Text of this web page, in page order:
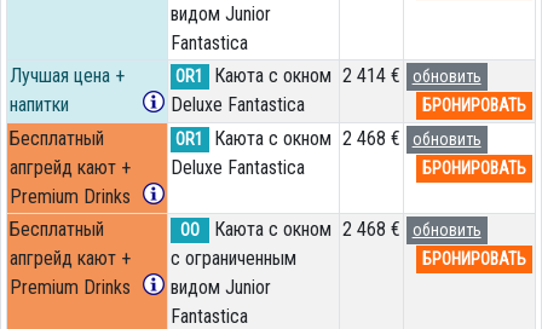
видом Junior
Fantastica
Лучшая цена +
напитки
OR1
Каюта с окном
Deluxe Fantastica
2 414 €
обновить
БРОНИРОВАТЬ
Бесплатный
апгрейд кают +
Premium Drinks
OR1
Каюта с окном
Deluxe Fantastica
2 468 €
обновить
БРОНИРОВАТЬ
Бесплатный
апгрейд кают +
Premium Drinks
OO
Каюта с окном
с ограниченным
видом Junior
Fantastica
2 468 €
обновить
БРОНИРОВАТЬ